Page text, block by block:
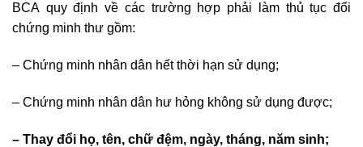
BCA quy định về các trường hợp phải làm thủ tục đổi
chứng minh thư gồm:
– Chứng minh nhân dân hết thời hạn sử dụng;
– Chứng minh nhân dân hư hỏng không sử dụng được;
– Thay đổi họ, tên, chữ đệm, ngày, tháng, năm sinh;